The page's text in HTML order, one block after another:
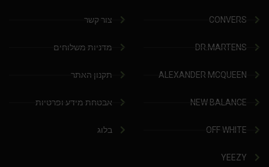
CONVERS
DR.MARTENS
ALEXANDER MCQUEEN
NEW BALANCE
OFF WHITE
YEEZY
צור קשר
מדניות משלוחים
תקנון האתר
אבטחת מידע ופרטיות
בלוג